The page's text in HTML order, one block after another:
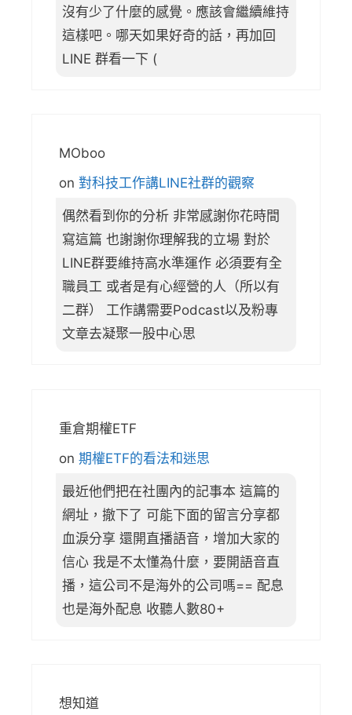
沒有少了什麼的感覺。應該會繼續維持
這樣吧。哪天如果好奇的話，再加回
LINE 群看一下 (
MOboo
on 對科技工作講LINE社群的觀察
偶然看到你的分析 非常感謝你花時間
寫這篇 也謝謝你理解我的立場 對於
LINE群要維持高水準運作 必須要有全
職員工 或者是有心經營的人（所以有
二群） 工作講需要Podcast以及粉專
文章去凝聚一股中心思
重倉期權ETF
on 期權ETF的看法和迷思
最近他們把在社團內的記事本 這篇的
網址，撤下了 可能下面的留言分享都
血淚分享 還開直播語音，增加大家的
信心 我是不太懂為什麼，要開語音直
播，這公司不是海外的公司嗎== 配息
也是海外配息 收聽人數80+
想知道